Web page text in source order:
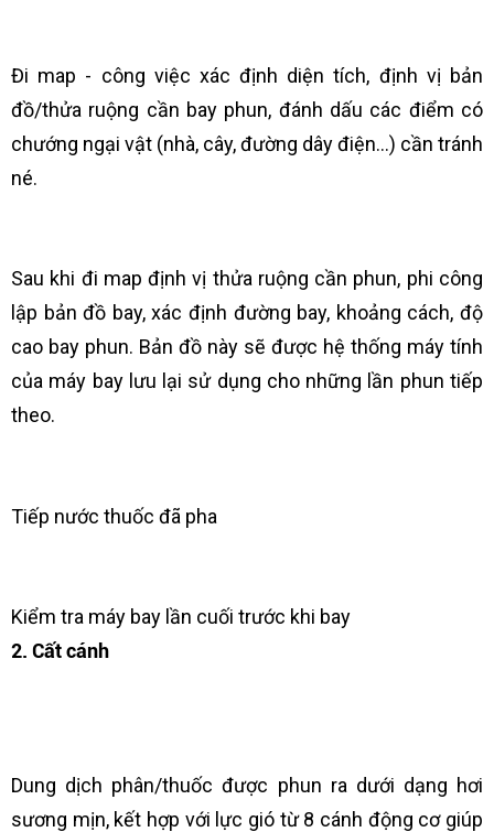
Đi map - công việc xác định diện tích, định vị bản
đồ/thửa ruộng cần bay phun, đánh dấu các điểm có
chướng ngại vật (nhà, cây, đường dây điện...) cần tránh
né.
Sau khi đi map định vị thửa ruộng cần phun, phi công
lập bản đồ bay, xác định đường bay, khoảng cách, độ
cao bay phun. Bản đồ này sẽ được hệ thống máy tính
của máy bay lưu lại sử dụng cho những lần phun tiếp
theo.
Tiếp nước thuốc đã pha
Kiểm tra máy bay lần cuối trước khi bay
2. Cất cánh
Dung dịch phân/thuốc được phun ra dưới dạng hơi
sương mịn, kết hợp với lực gió từ 8 cánh động cơ giúp